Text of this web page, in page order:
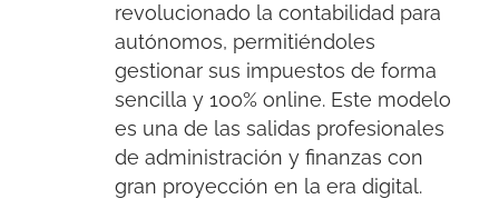
revolucionado la contabilidad para
autónomos, permitiéndoles
gestionar sus impuestos de forma
sencilla y 100% online. Este modelo
es una de las salidas profesionales
de administración y finanzas con
gran proyección en la era digital.